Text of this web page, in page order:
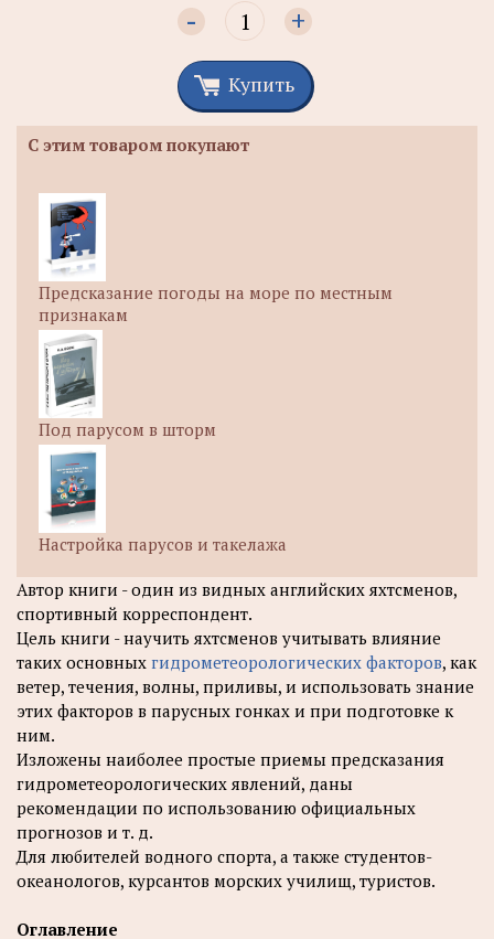
- +
Купить
С этим товаром покупают
Предсказание погоды на море по местным
признакам
Под парусом в шторм
Настройка парусов и такелажа
Автор книги - один из видных английских яхтсменов,
спортивный корреспондент.
Цель книги - научить яхтсменов учитывать влияние
таких основных гидрометеорологических факторов, как
ветер, течения, волны, приливы, и использовать знание
этих факторов в парусных гонках и при подготовке к
ним.
Изложены наиболее простые приемы предсказания
гидрометеорологических явлений, даны
рекомендации по использованию официальных
прогнозов и т. д.
Для любителей водного спорта, а также студентов-
океанологов, курсантов морских училищ, туристов.
Оглавление